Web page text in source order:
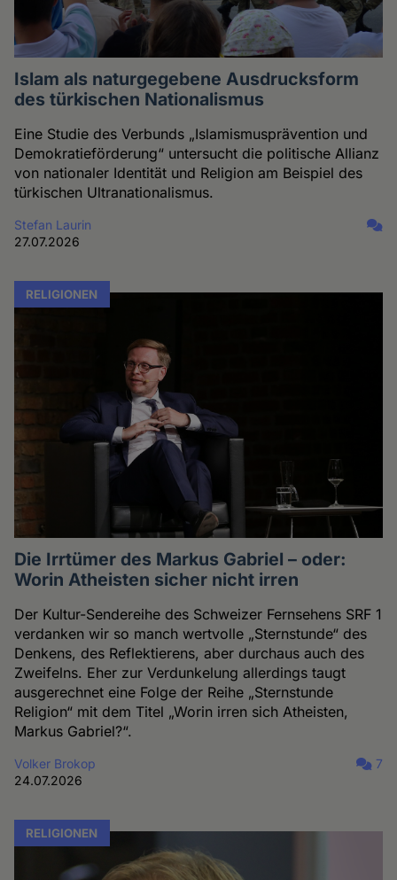
Islam als naturgegebene Ausdrucksform
des türkischen Nationalismus
Eine Studie des Verbunds „Islamismusprävention und
Demokratieförderung“ untersucht die politische Allianz
von nationaler Identität und Religion am Beispiel des
türkischen Ultranationalismus.
Stefan Laurin
27.07.2026
RELIGIONEN
Die Irrtümer des Markus Gabriel – oder:
Worin Atheisten sicher nicht irren
Der Kultur-Sendereihe des Schweizer Fernsehens SRF 1
verdanken wir so manch wertvolle „Sternstunde“ des
Denkens, des Reflektierens, aber durchaus auch des
Zweifelns. Eher zur Verdunkelung allerdings taugt
ausgerechnet eine Folge der Reihe „Sternstunde
Religion“ mit dem Titel „Worin irren sich Atheisten,
Markus Gabriel?“.
Volker Brokop
24.07.2026
7
RELIGIONEN